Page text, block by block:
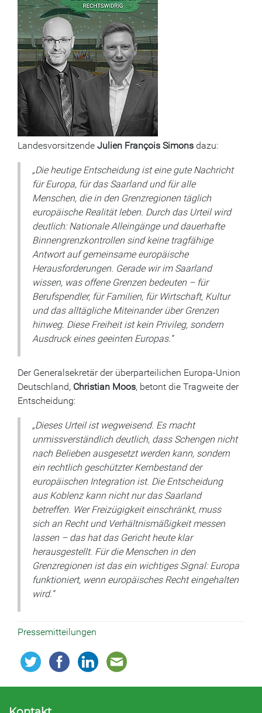
Landesvorsitzende Julien François Simons dazu:
„Die heutige Entscheidung ist eine gute Nachricht
für Europa, für das Saarland und für alle
Menschen, die in den Grenzregionen täglich
europäische Realität leben. Durch das Urteil wird
deutlich: Nationale Alleingänge und dauerhafte
Binnengrenzkontrollen sind keine tragfähige
Antwort auf gemeinsame europäische
Herausforderungen. Gerade wir im Saarland
wissen, was offene Grenzen bedeuten – für
Berufspendler, für Familien, für Wirtschaft, Kultur
und das alltägliche Miteinander über Grenzen
hinweg. Diese Freiheit ist kein Privileg, sondern
Ausdruck eines geeinten Europas.“
Der Generalsekretär der überparteilichen Europa-Union
Deutschland, Christian Moos, betont die Tragweite der
Entscheidung:
„Dieses Urteil ist wegweisend. Es macht
unmissverständlich deutlich, dass Schengen nicht
nach Belieben ausgesetzt werden kann, sondern
ein rechtlich geschützter Kernbestand der
europäischen Integration ist. Die Entscheidung
aus Koblenz kann nicht nur das Saarland
betreffen. Wer Freizügigkeit einschränkt, muss
sich an Recht und Verhältnismäßigkeit messen
lassen – das hat das Gericht heute klar
herausgestellt. Für die Menschen in den
Grenzregionen ist das ein wichtiges Signal: Europa
funktioniert, wenn europäisches Recht eingehalten
wird.“
Pressemitteilungen